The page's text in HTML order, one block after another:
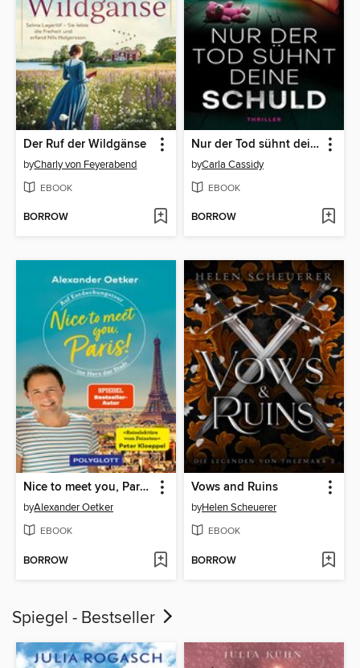
Der Ruf der Wildgänse
byCharly von Feyerabend
EBOOK
BORROW
Nur der Tod sühnt deine Schuld
byCarla Cassidy
EBOOK
BORROW
Nice to meet you, Paris!
byAlexander Oetker
EBOOK
BORROW
Vows and Ruins
byHelen Scheuerer
EBOOK
BORROW
Spiegel - Bestseller